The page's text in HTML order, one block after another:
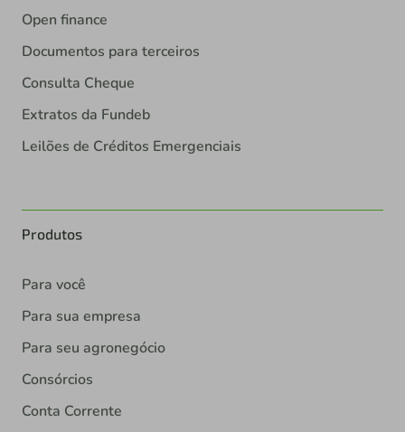
Open finance
Documentos para terceiros
Consulta Cheque
Extratos da Fundeb
Leilões de Créditos Emergenciais
Produtos
Para você
Para sua empresa
Para seu agronegócio
Consórcios
Conta Corrente